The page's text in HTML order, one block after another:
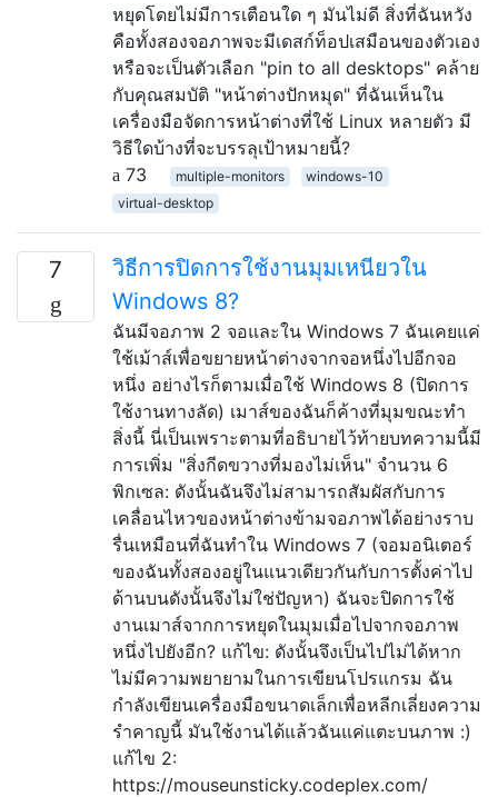
หยุดโดยไม่มีการเตือนใด ๆ มันไม่ดี สิ่งที่ฉันหวัง
คือทั้งสองจอภาพจะมีเดสก์ท็อปเสมือนของตัวเอง
หรือจะเป็นตัวเลือก "pin to all desktops" คล้าย
กับคุณสมบัติ "หน้าต่างปักหมุด" ที่ฉันเห็นใน
เครื่องมือจัดการหน้าต่างที่ใช้ Linux หลายตัว มี
วิธีใดบ้างที่จะบรรลุเป้าหมายนี้?
73
multiple-monitors
windows-10
virtual-desktop
7
วิธีการปิดการใช้งานมุมเหนียวใน
Windows 8?
ฉันมีจอภาพ 2 จอและใน Windows 7 ฉันเคยแค่
ใช้เม้าส์เพื่อขยายหน้าต่างจากจอหนึ่งไปอีกจอ
หนึ่ง อย่างไรก็ตามเมื่อใช้ Windows 8 (ปิดการ
ใช้งานทางลัด) เมาส์ของฉันก็ค้างที่มุมขณะทำ
สิ่งนี้ นี่เป็นเพราะตามที่อธิบายไว้ท้ายบทความนี้มี
การเพิ่ม "สิ่งกีดขวางที่มองไม่เห็น" จำนวน 6
พิกเซล: ดังนั้นฉันจึงไม่สามารถสัมผัสกับการ
เคลื่อนไหวของหน้าต่างข้ามจอภาพได้อย่างราบ
รื่นเหมือนที่ฉันทำใน Windows 7 (จอมอนิเตอร์
ของฉันทั้งสองอยู่ในแนวเดียวกันกับการตั้งค่าไป
ด้านบนดังนั้นจึงไม่ใช่ปัญหา) ฉันจะปิดการใช้
งานเมาส์จากการหยุดในมุมเมื่อไปจากจอภาพ
หนึ่งไปยังอีก? แก้ไข: ดังนั้นจึงเป็นไปไม่ได้หาก
ไม่มีความพยายามในการเขียนโปรแกรม ฉัน
กำลังเขียนเครื่องมือขนาดเล็กเพื่อหลีกเลี่ยงความ
รำคาญนี้ มันใช้งานได้แล้วฉันแค่แตะบนภาพ :)
แก้ไข 2:
https://mouseunsticky.codeplex.com/